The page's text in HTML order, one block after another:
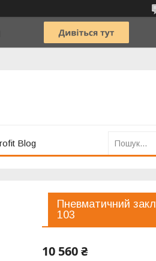
Blog
Пневматичний
103
10 560 ₴